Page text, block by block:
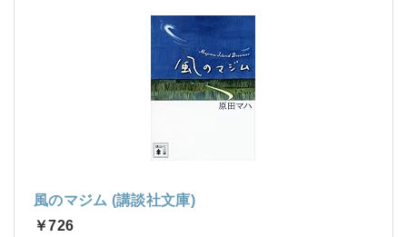
風のマジム (講談社文庫)
￥726